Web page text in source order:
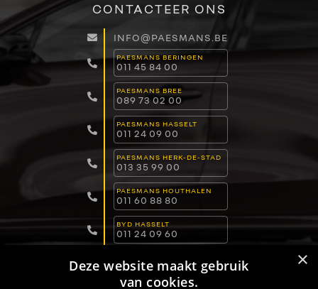
CONTACTEER ONS
INFO@PAESMANS.BE
PAESMANS BERINGEN
011 45 84 00
PAESMANS BREE
089 73 02 00
PAESMANS HASSELT
011 24 09 00
PAESMANS HERK-DE-STAD
013 35 99 00
PAESMANS HOUTHALEN
011 60 88 80
BYD HASSELT
011 24 09 60
011 15 04 00 ×
Deze website maakt gebruik
van cookies.